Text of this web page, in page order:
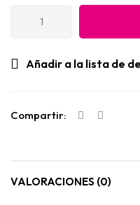
Añadir a la lista de
Compartir:
VALORACIONES (0)